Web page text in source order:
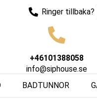
Ringer tillbaka?
+46101388058
info@siphouse.se
BADTUNNOR